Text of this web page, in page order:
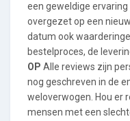
een geweldige
overgezet op een
datum ook
bestelproces, de
OP Alle reviews zijn
nog geschreven in de
weloverwogen. Hou er
mensen met een